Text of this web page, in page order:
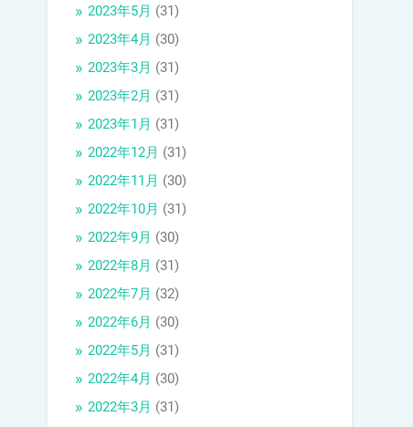
2023年5月 (31)
2023年4月 (30)
2023年3月 (31)
2023年2月 (31)
2023年1月 (31)
2022年12月 (31)
2022年11月 (30)
2022年10月 (31)
2022年9月 (30)
2022年8月 (31)
2022年7月 (32)
2022年6月 (30)
2022年5月 (31)
2022年4月 (30)
2022年3月 (31)